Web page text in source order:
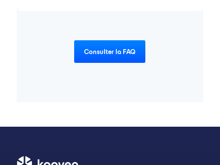
Consulter la FAQ